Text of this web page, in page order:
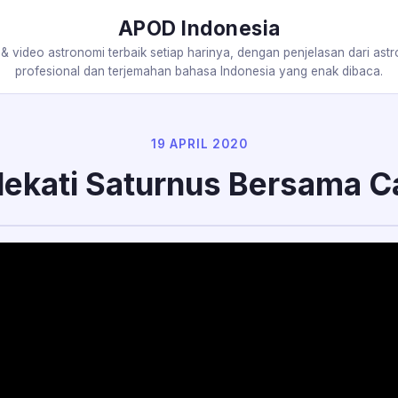
APOD Indonesia
video astronomi terbaik setiap harinya, dengan penjelasan dari
profesional dan terjemahan bahasa Indonesia yang enak dibaca.
19 APRIL 2020
Saturnus Bersama